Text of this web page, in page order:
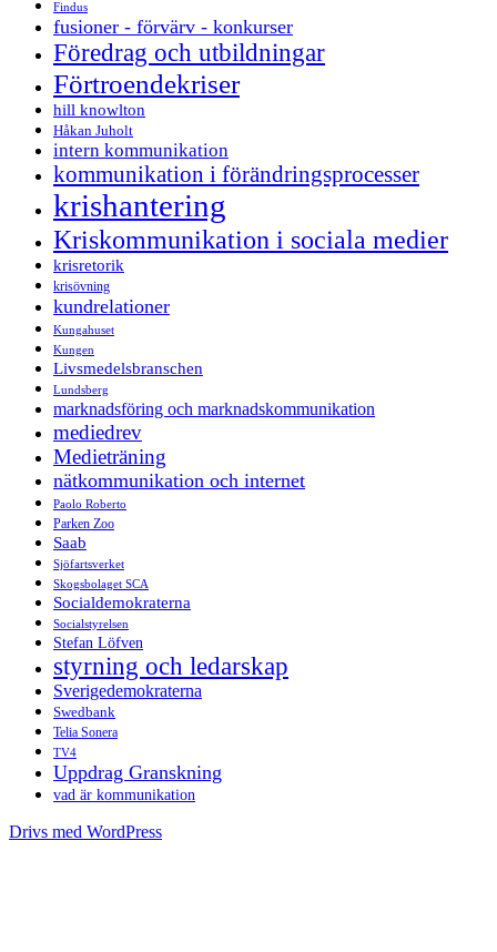
Findus
fusioner - förvärv - konkurser
Föredrag och utbildningar
Förtroendekriser
hill knowlton
Håkan Juholt
intern kommunikation
kommunikation i förändringsprocesser
krishantering
Kriskommunikation i sociala medier
krisretorik
krisövning
kundrelationer
Kungahuset
Kungen
Livsmedelsbranschen
Lundsberg
marknadsföring och marknadskommunikation
mediedrev
Medieträning
nätkommunikation och internet
Paolo Roberto
Parken Zoo
Saab
Sjöfartsverket
Skogsbolaget SCA
Socialdemokraterna
Socialstyrelsen
Stefan Löfven
styrning och ledarskap
Sverigedemokraterna
Swedbank
Telia Sonera
TV4
Uppdrag Granskning
vad är kommunikation
Drivs med WordPress